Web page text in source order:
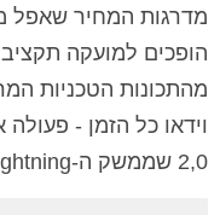
מדרגות המחיר שאפל
הופכים למועקה
מהתכונות הטכניות
2,0 שממשק ה-Lightning המיושן מאפשר.